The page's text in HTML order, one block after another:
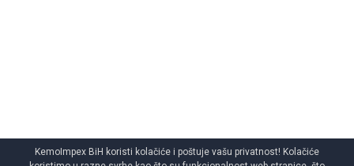
KemoImpex BiH koristi kolačiće i poštuje vašu privatnost! Kolačiće